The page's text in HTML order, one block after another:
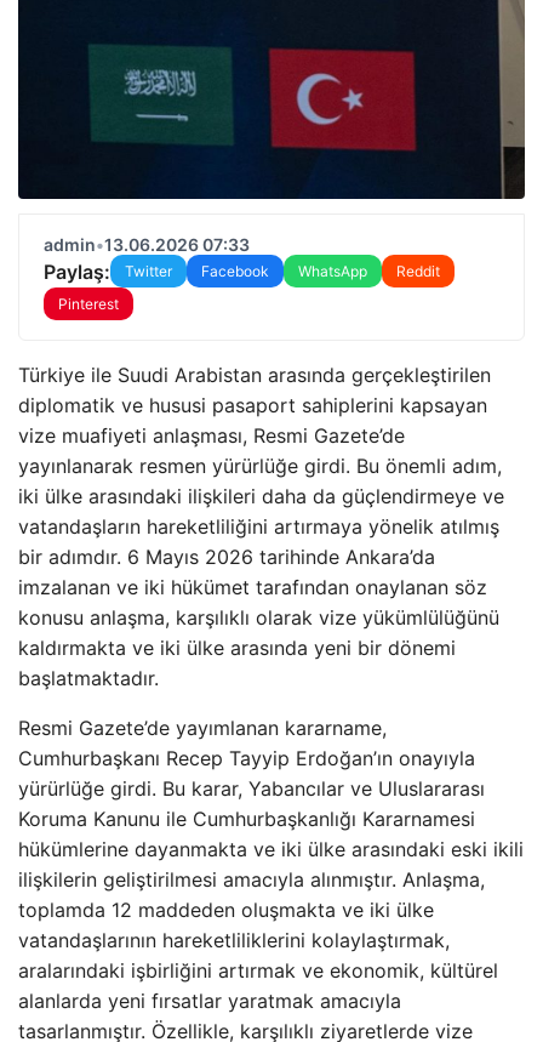
admin•13.06.2026 07:33
Paylaş: Twitter Facebook WhatsApp
Reddit
Pinterest
Türkiye ile Suudi Arabistan arasında gerçekleştirilen
diplomatik ve hususi pasaport sahiplerini kapsayan
vize muafiyeti anlaşması, Resmi Gazete’de
yayınlanarak resmen yürürlüğe girdi. Bu önemli adım,
iki ülke arasındaki ilişkileri daha da güçlendirmeye ve
vatandaşların hareketliliğini artırmaya yönelik atılmış
bir adımdır. 6 Mayıs 2026 tarihinde Ankara’da
imzalanan ve iki hükümet tarafından onaylanan söz
konusu anlaşma, karşılıklı olarak vize yükümlülüğünü
kaldırmakta ve iki ülke arasında yeni bir dönemi
başlatmaktadır.
Resmi Gazete’de yayımlanan kararname,
Cumhurbaşkanı Recep Tayyip Erdoğan’ın onayıyla
yürürlüğe girdi. Bu karar, Yabancılar ve Uluslararası
Koruma Kanunu ile Cumhurbaşkanlığı Kararnamesi
hükümlerine dayanmakta ve iki ülke arasındaki eski ikili
ilişkilerin geliştirilmesi amacıyla alınmıştır. Anlaşma,
toplamda 12 maddeden oluşmakta ve iki ülke
vatandaşlarının hareketliliklerini kolaylaştırmak,
aralarındaki işbirliğini artırmak ve ekonomik, kültürel
alanlarda yeni fırsatlar yaratmak amacıyla
tasarlanmıştır. Özellikle, karşılıklı ziyaretlerde vize